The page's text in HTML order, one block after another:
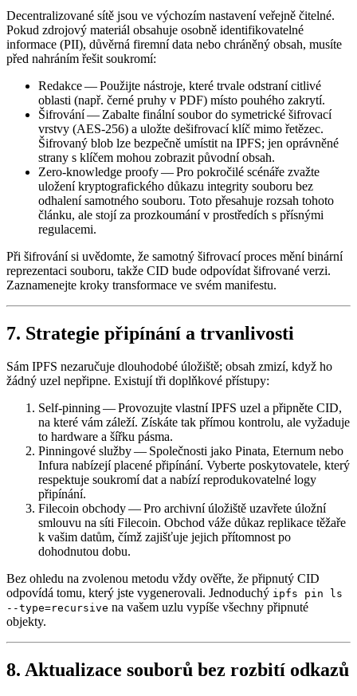
Decentralizované sítě jsou ve výchozím nastavení veřejně čitelné.
Pokud zdrojový materiál obsahuje osobně identifikovatelné
informace (PII), důvěrná firemní data nebo chráněný obsah, musíte
před nahráním řešit soukromí:
Redakce— Použijte nástroje, které trvale odstraní citlivé
oblasti (např. černé pruhy v PDF) místo pouhého zakrytí.
Šifrování— Zabalte finální soubor do symetrické šifrovací
vrstvy (AES‑256) a uložte dešifrovací klíč mimo řetězec.
Šifrovaný blob lze bezpečně umístit na IPFS; jen oprávněné
strany s klíčem mohou zobrazit původní obsah.
Zero‑knowledge proofy— Pro pokročilé scénáře zvažte
uložení kryptografického důkazu integrity souboru bez
odhalení samotného souboru. Toto přesahuje rozsah tohoto
článku, ale stojí za prozkoumání v prostředích s přísnými
regulacemi.
Při šifrování si uvědomte, že samotný šifrovací proces mění binární
reprezentaci souboru, takže CID bude odpovídat šifrované verzi.
Zaznamenejte kroky transformace ve svém manifestu.
7. Strategie připínání a trvanlivosti
Sám IPFS nezaručuje dlouhodobé úložiště; obsah zmizí, když ho
žádný uzel nepřipne. Existují tři doplňkové přístupy:
Self‑pinning— Provozujte vlastní IPFS uzel a připněte CID,
na které vám záleží. Získáte tak přímou kontrolu, ale vyžaduje
to hardware a šířku pásma.
Pinningové služby— Společnosti jako Pinata, Eternum nebo
Infura nabízejí placené připínání. Vyberte poskytovatele, který
respektuje soukromí dat a nabízí reprodukovatelné logy
připínání.
Filecoin obchody— Pro archivní úložiště uzavřete úložní
smlouvu na síti Filecoin. Obchod váže důkaz replikace těžaře
k vašim datům, čímž zajišťuje jejich přítomnost po
dohodnutou dobu.
Bez ohledu na zvolenou metodu vždy ověřte, že připnutý CID
odpovídá tomu, který jste vygenerovali. Jednoduchý ipfs pin ls
--type=recursive na vašem uzlu vypíše všechny připnuté
objekty.
8. Aktualizace souborů bez rozbití odkazů